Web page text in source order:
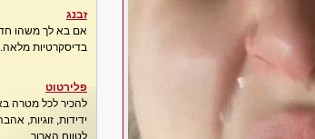
זבנג
אם בא לך משהו
בדיסקרטיות מלאה...
פלירטוט
להכיר לכל מטרה
ידידות, זוגיות,
לטווח הארוך.